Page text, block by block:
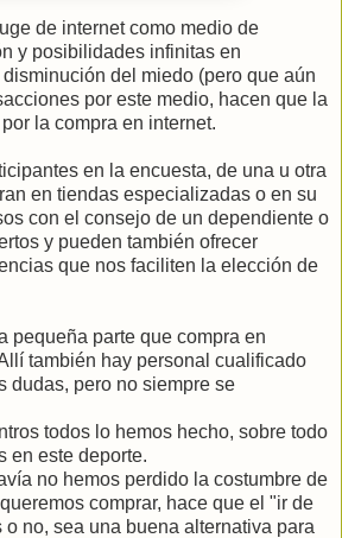
de internet como medio de
y posibilidades infinitas en
del miedo (pero que aún
por este medio, hacen que la
la compra en internet.
en la encuesta, de una u otra
en tiendas especializadas o en su
con el consejo de un dependiente o
y pueden también ofrecer
que nos faciliten la elección de
pequeña parte que compra en
también hay personal cualificado
dudas, pero no siempre se
todos lo hemos hecho, sobre todo
en este deporte.
no hemos perdido la costumbre de
comprar, hace que el "ir de
no, sea una buena alternativa para